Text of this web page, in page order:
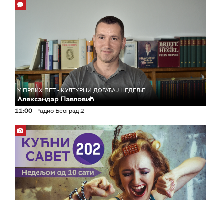
У ПРВИХ ПЕТ - КУЛТУРНИ ДОГАЂАЈ НЕДЕЉЕ
Александар Павловић
11:00 Радио Београд 2